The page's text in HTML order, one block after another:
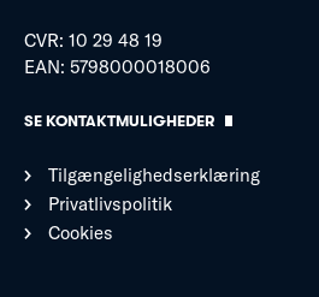
CVR: 10 29 48 19
EAN: 5798000018006
SE KONTAKTMULIGHEDER
Tilgængelighedserklæring
Privatlivspolitik
Cookies